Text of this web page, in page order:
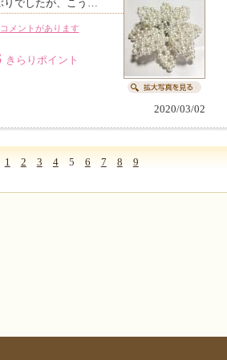
りでしたが、こう…
メントがあります
きらりポイント
2020/03/02
1 2 3 45 6 7 8 9